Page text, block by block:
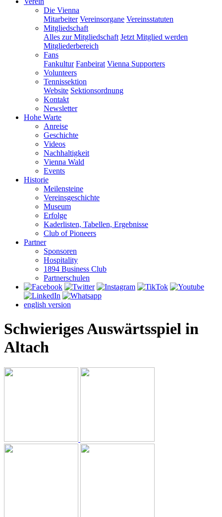
Die Vienna
Mitarbeiter Vereinsorgane Vereinsstatuten
Mitgliedschaft
Alles zur Mitgliedschaft Jetzt Mitglied werden
Mitgliederbereich
Fans
Fankultur Fanbeirat Vienna Supporters
Volunteers
Tennissektion
Website Sektionsordnung
Kontakt
Newsletter
Hohe Warte
Anreise
Geschichte
Videos
Nachhaltigkeit
Vienna Wald
Events
Historie
Meilensteine
Vereinsgeschichte
Museum
Erfolge
Kaderlisten, Tabellen, Ergebnisse
Club of Pioneers
Partner
Sponsoren
Hospitality
1894 Business Club
Partnerschulen
english version
Schwieriges Auswärtsspiel in
Altach